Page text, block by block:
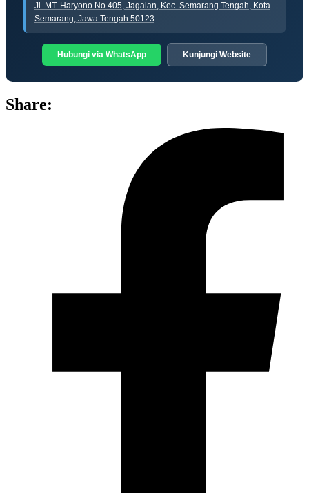
Jl. MT. Haryono No.405, Jagalan, Kec. Semarang Tengah, Kota
Semarang, Jawa Tengah 50123
Hubungi via WhatsApp Kunjungi Website
Share: